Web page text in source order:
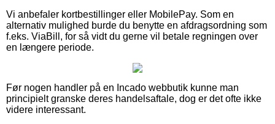
Vi anbefaler kortbestillinger eller MobilePay. Som en
alternativ mulighed burde du benytte en afdragsordning som
f.eks. ViaBill, for så vidt du gerne vil betale regningen over
en længere periode.
Før nogen handler på en Incado webbutik kunne man
principielt granske deres handelsaftale, dog er det ofte ikke
videre interessant.